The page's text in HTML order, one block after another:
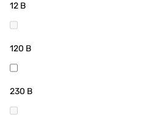
12 В
120 В
230 В